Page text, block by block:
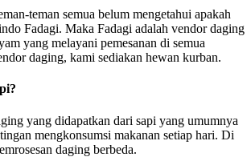
teman semua belum mengetahui apakah
Fadagi. Maka Fadagi adalah vendor daging
yang melayani pemesanan di semua
daging, kami sediakan hewan kurban.
yang didapatkan dari sapi yang umumnya
mengkonsumsi makanan setiap hari. Di
daging berbeda.